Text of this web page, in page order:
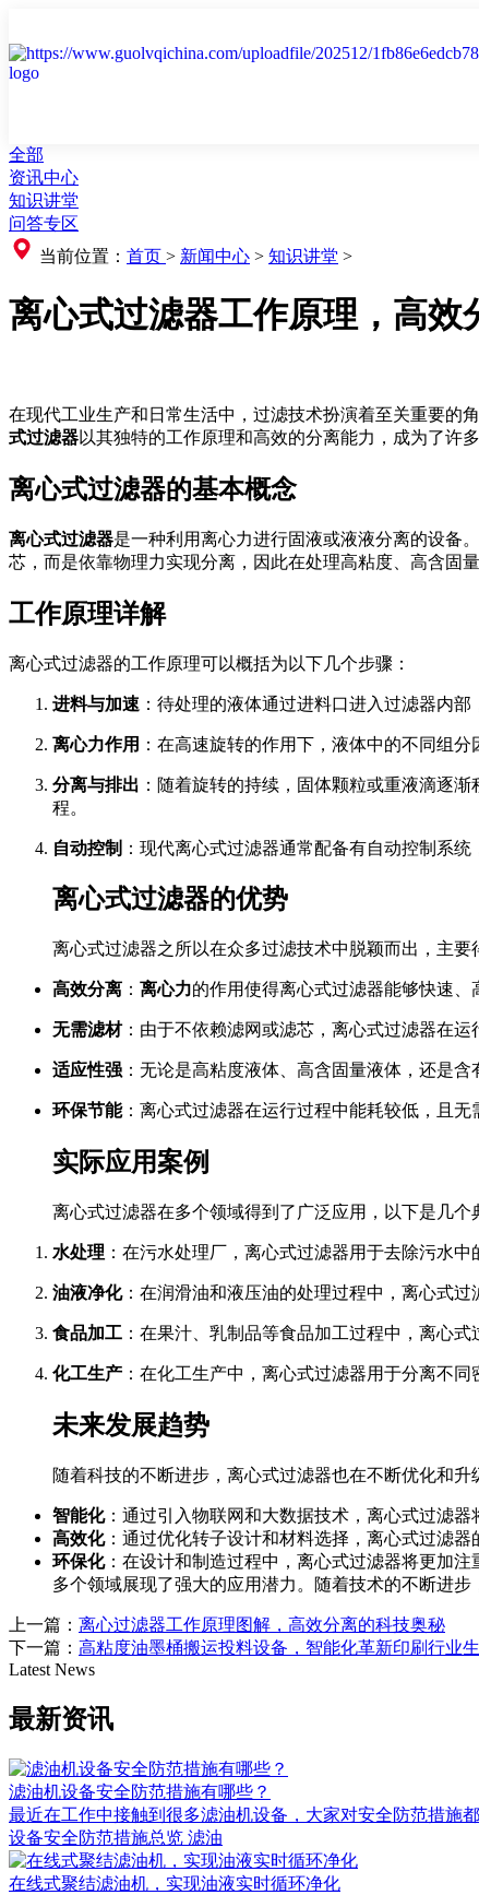
全部
资讯中心
知识讲堂
问答专区
当前位置： 首页 > 新闻中心 > 知识讲堂 >
离心式过滤器工作原理，高效
在现代工业生产和日常生活中，过滤技术扮演着至关重要的
式过滤器以其独特的工作原理和高效的分离能力，成为了许
离心式过滤器的基本概念
离心式过滤器是一种利用离心力进行固液或液液分离的设备
芯，而是依靠物理力实现分离，因此在处理高粘度、高含固
工作原理详解
离心式过滤器的工作原理可以概括为以下几个步骤：
进料与加速 ：待处理的液体通过进料口进入过滤器内
离心力作用 ：在高速旋转的作用下，液体中的不同组
分离与排出 ：随着旋转的持续，固体颗粒或重液滴逐
程。
自动控制 ：现代离心式过滤器通常配备有自动控制系
离心式过滤器的优势
离心式过滤器之所以在众多过滤技术中脱颖而出，主要
高效分离 ： 离心力的作用使得离心式过滤器能够快速、
无需滤材：由于不依赖滤网或滤芯，离心式过滤器在运
适应性强 ：无论是高粘度液体、高含固量液体，还是
环保节能：离心式过滤器在运行过程中能耗较低，且无
实际应用案例
离心式过滤器在多个领域得到了广泛应用，以下是几个
水处理 ：在污水处理厂，离心式过滤器用于去除污水
油液净化：在润滑油和液压油的处理过程中，离心式过
食品加工 ：在果汁、乳制品等食品加工过程中，离心
化工生产 ：在化工生产中，离心式过滤器用于分离不
未来发展趋势
随着科技的不断进步，离心式过滤器也在不断优化和
智能化：通过引入物联网和大数据技术，离心式过滤
高效化：通过优化转子设计和材料选择，离心式过滤
环保化：在设计和制造过程中，离心式过滤器将更加
多个领域展现了强大的应用潜力。随着技术的不断进
上一篇： 离心过滤器工作原理图解，高效分离的科技奥秘
下一篇： 高粘度油墨桶搬运投料设备，智能化革新印刷行业
Latest News
最新资讯
滤油机设备安全防范措施有哪些？
最近在工作中接触到很多滤油机设备，大家对安全防范措施
设备安全防范措施总览 滤油
在线式聚结滤油机，实现油液实时循环净化